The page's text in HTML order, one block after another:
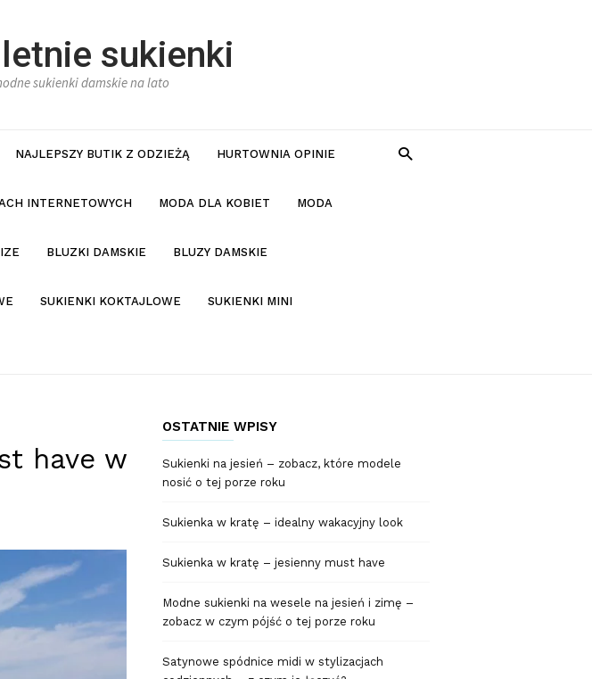
sukienki
sukienki damskie na lato
NAJLEPSZY BUTIK Z ODZIEŻĄ HURTOWNIA OPINIE
INTERNETOWYCH MODA DLA KOBIET MODA
BLUZKI DAMSKIE BLUZY DAMSKIE
SUKIENKI KOKTAJLOWE SUKIENKI MINI
have w
OSTATNIE WPISY
Sukienki na jesień – zobacz, które modele
nosić o tej porze roku
Sukienka w kratę – idealny wakacyjny look
Sukienka w kratę – jesienny must have
Modne sukienki na wesele na jesień i zimę –
zobacz w czym pójść o tej porze roku
Satynowe spódnice midi w stylizacjach